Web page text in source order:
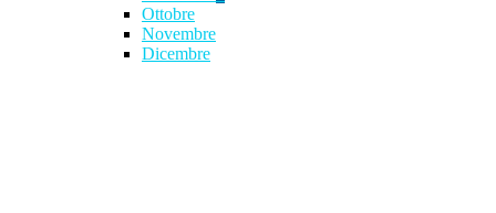
Ottobre
Novembre
Dicembre